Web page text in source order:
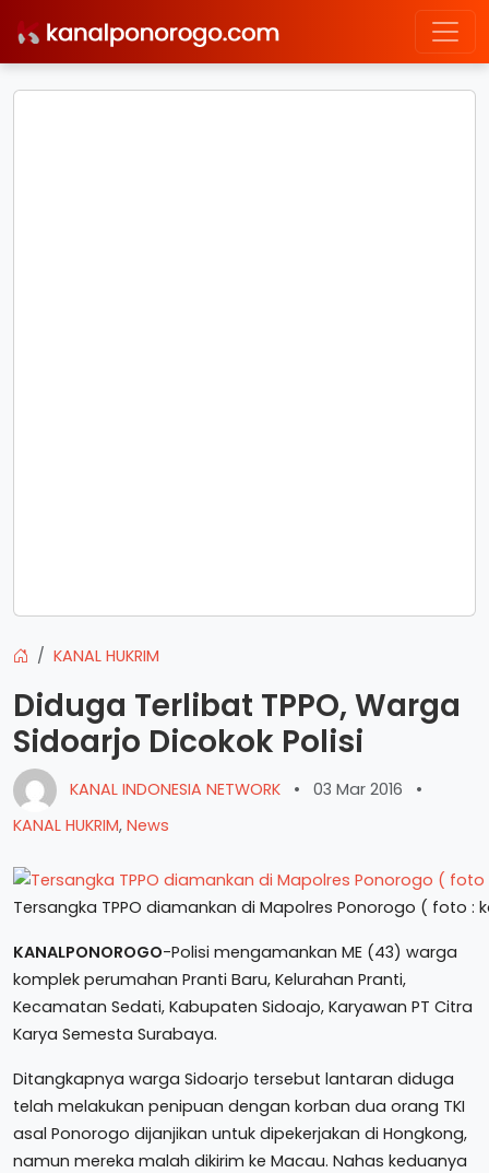
KANAL HUKRIM
Diduga Terlibat TPPO, Warga
Sidoarjo Dicokok Polisi
KANAL INDONESIA NETWORK • 03 Mar 2016
•
KANAL HUKRIM, News
Tersangka TPPO diamankan di Mapolres Ponorogo ( foto :
KANALPONOROGO-Polisi mengamankan ME (43) warga
‎komplek perumahan Pranti Baru, Kelurahan Pranti,
Kecamatan Sedati, Kabupaten Sidoajo, Karyawan PT Citra
Karya Semesta Surabaya.
Ditangkapnya warga Sidoarjo tersebut lantaran diduga
telah melakukan penipuan dengan korban dua orang TKI
asal Ponorogo dijanjikan untuk dipekerjakan di Hongkong,
namun mereka malah dikirim ke Macau. Nahas keduanya